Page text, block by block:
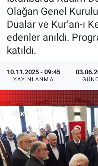
Olağan Genel
Dualar ve Kur’an-ı
edenler anıldı.
katıldı.
10.11.2025 - 09:45
YAYINLANMA
Özel Haberler
Yazarlar
Dünya
Medya
Özel Haberler
Kadın
Erişim Bilgileri
Sağlık
Haber Arşivi